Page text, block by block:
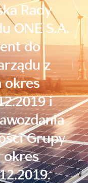
Rady
ONE S.A.
do
z
okres
i
Grupy
okres